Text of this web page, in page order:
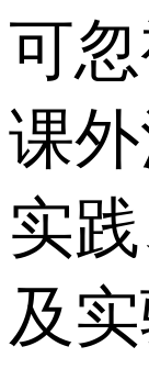
可
课
实
及